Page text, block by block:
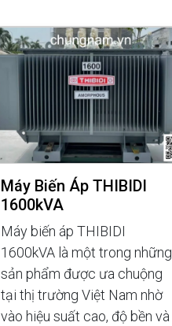
Máy Biến Áp THIBIDI
1600kVA
Máy biến áp THIBIDI
1600kVA là một trong những
sản phẩm được ưa chuộng
tại thị trường Việt Nam nhờ
vào hiệu suất cao, độ bền và